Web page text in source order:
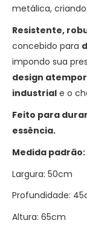
metálica,
Resistente,
concebido para
impondo sua
design
industrial e o
Feito para
essência.
Medida padrão:
Largura: 50cm
Profundidade:
Altura: 65cm